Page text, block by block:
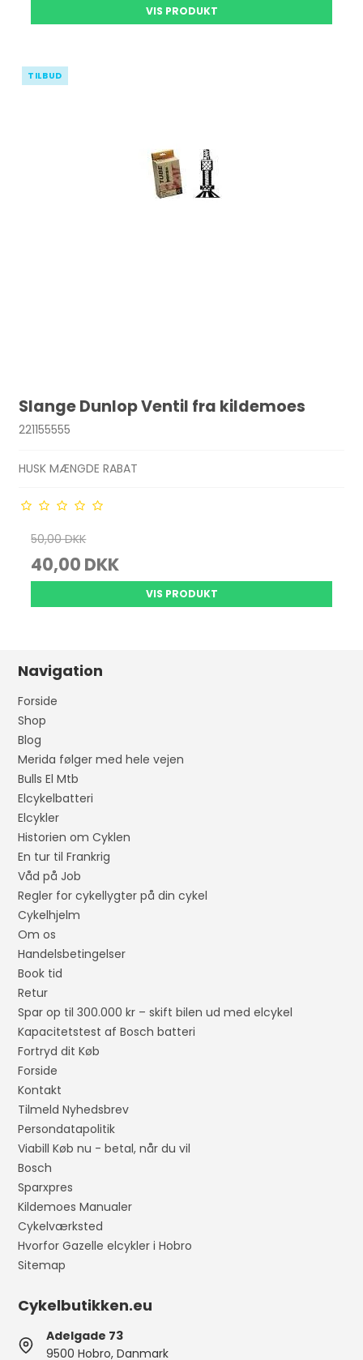
VIS PRODUKT
TILBUD
Slange Dunlop Ventil fra kildemoes
221155555
HUSK MÆNGDE RABAT
50,00 DKK
40,00 DKK
VIS PRODUKT
Navigation
Forside
Shop
Blog
Merida følger med hele vejen
Bulls El Mtb
Elcykelbatteri
Elcykler
Historien om Cyklen
En tur til Frankrig
Våd på Job
Regler for cykellygter på din cykel
Cykelhjelm
Om os
Handelsbetingelser
Book tid
Retur
Spar op til 300.000 kr – skift bilen ud med elcykel
Kapacitetstest af Bosch batteri
Fortryd dit Køb
Forside
Kontakt
Tilmeld Nyhedsbrev
Persondatapolitik
Viabill Køb nu - betal, når du vil
Bosch
Sparxpres
Kildemoes Manualer
Cykelværksted
Hvorfor Gazelle elcykler i Hobro
Sitemap
Cykelbutikken.eu
Adelgade 73
9500 Hobro, Danmark